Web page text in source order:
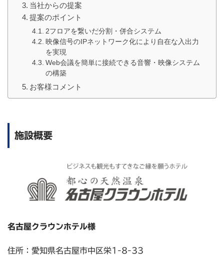
当社からの提案
提案のポイント
2フロアを繋いだ分割・併合システム
映像信号のIPネットワーク化により自在な入出力
を実現
Web会議を簡単に接続できる音響・映像システム
の構築
お客様コメント
施設概要
名古屋クラウンホテル様
住所：愛知県名古屋市中区栄1-8-33